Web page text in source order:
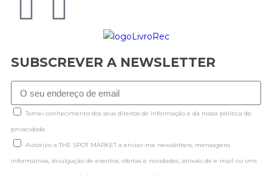
SUBSCREVER A NEWSLETTER
Tomei conhecimento dos seus direitos de informação e da nossa politica de
privacidade.
Autorizo a THE SPOT MARKET a enviar-me newsletters, mensagens
informativas, divulgação de eventos, ofertas e novidades, através de e-mail ou sms